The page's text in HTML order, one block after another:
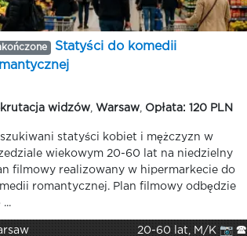
Statyści do komedii
widzów Warsaw Opłata: 120 PLN
statyści kobiet i mężczyzn w
wiekowym 20-60 lat na niedzielny
filmowy realizowany w hipermarkecie do
romantycznej. Plan filmowy odbędzie
...
20-60 lat, M/K 📷 🕿